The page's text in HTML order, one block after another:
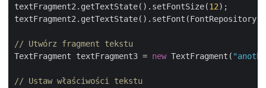
textFragment2.getTextState().setFontSize(12);
// Utwórz fragment tekstu
TextFragment textFragment3 = new TextFragment(
// Ustaw właściwości tekstu